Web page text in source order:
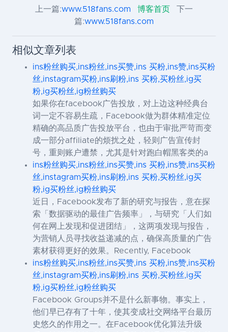
上一篇:www.518fans.com 博客首页
下一
篇:www.518fans.com
相似文章列表
ins粉丝购买,ins粉丝,ins买赞,ins 买粉,ins赞,ins买粉
丝,instagram买粉,ins刷粉,ins 买粉,买粉丝,ig买
粉,ig买粉丝,ig粉丝购买
如果你在facebook广告投放，对上边这种经典台
词一定不容易生疏，Facebook做为群体精准定位
精确的高品质广告投放平台，也由于审批严苛而变
成一部分affiliate的烦扰之处，轻则广告宣传封
号，重则账户遭禁，尤其是针对跑白帽黑客类的a
ins粉丝购买,ins粉丝,ins买赞,ins 买粉,ins赞,ins买粉
丝,instagram买粉,ins刷粉,ins 买粉,买粉丝,ig买
粉,ig买粉丝,ig粉丝购买
近日，Facebook发布了新的研究与报告，意在探
索「数据驱动的最佳广告频率」，与研究「人们如
何在网上发现和促进团结」，这两项发现与报告，
为营销人员寻找收益递减的点，确保高质量的广告
素材获得更好的效果。Recently, Facebook
ins粉丝购买,ins粉丝,ins买赞,ins 买粉,ins赞,ins买粉
丝,instagram买粉,ins刷粉,ins 买粉,买粉丝,ig买
粉,ig买粉丝,ig粉丝购买
Facebook Groups并不是什么新事物。事实上，
他们早已存有了十年，使其变成社交网络平台最历
史悠久的作用之一。在Facebook优化算法升级